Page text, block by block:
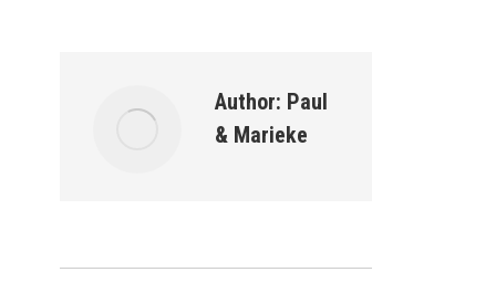
Author: Paul
& Marieke